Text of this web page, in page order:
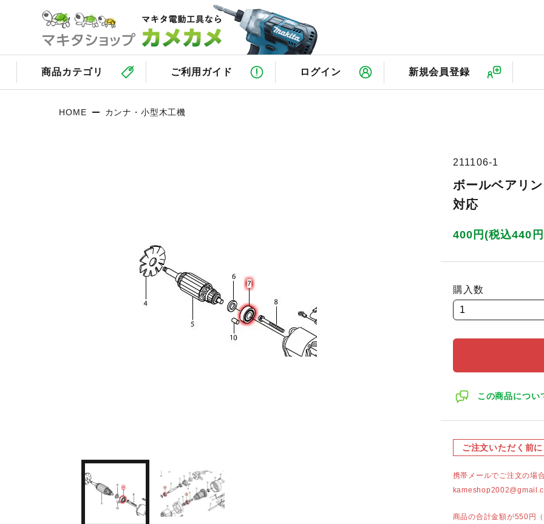
商品カテゴリ ご利用ガイド ログイン 新規会員登録
HOME カンナ・小型木工機
211106-1
ボールベアリ
対応
400円(税込440
購入数
この商品につい
ご注文いただく前に
携帯メールでご注文の場
商品の合計金額が550円